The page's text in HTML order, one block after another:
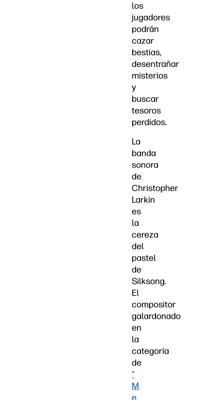
los
jugadores
podrán
cazar
bestias,
desentrañar
misterios
y
buscar
tesoros
perdidos.
La
banda
sonora
de
Christopher
Larkin
es
la
cereza
del
pastel
de
Silksong.
El
compositor
galardonado
en
la
categoría
de
"
M
e